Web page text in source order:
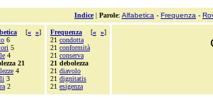
Indice| Parole: Alfabetica - Frequenza -
[« »]
6
5
4
21
4
3
2
Frequenza [« »]
21 condotta
21 conformità
21 conserva
21 debolezza
21 diavolo
21 dignitatis
21 esigenza